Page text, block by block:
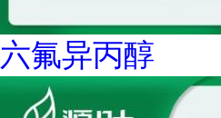
六氟异丙醇